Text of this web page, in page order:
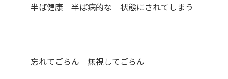
半ば健康 半ば病的な 状態にされてしまう
忘れてごらん 無視してごらん